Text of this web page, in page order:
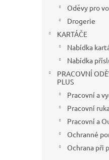
Oděvy pro
Drogerie
KARTÁČE
Nabídka
Nabídka
PRACOVNÍ
PLUS
Pracovní a
Pracovní
Pracovní a
Ochranné
Ochrana při